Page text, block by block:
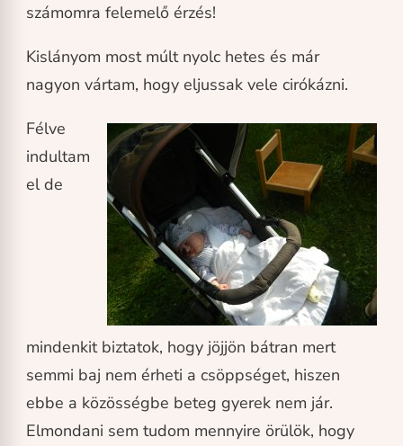
számomra felemelő érzés!
Kislányom most múlt nyolc hetes és már
nagyon vártam, hogy eljussak vele cirókázni.
Félve
indultam
el de
mindenkit biztatok, hogy jöjjön bátran mert
semmi baj nem érheti a csöppséget, hiszen
ebbe a közösségbe beteg gyerek nem jár.
Elmondani sem tudom mennyire örülök, hogy